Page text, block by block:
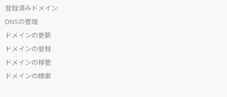
登録済みドメイン
DNSの管理
ドメインの更新
ドメインの登録
ドメインの移管
ドメインの検索